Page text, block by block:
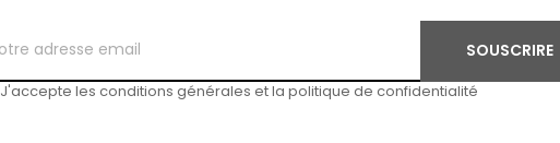
SOUSCRIRE
J'accepte les conditions générales et la politique de confidentialité